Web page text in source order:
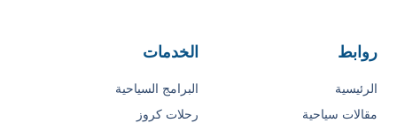
الخدمات
البرامج السياحية
رحلات كروز
روابط
الرئيسية
مقالات سياحية